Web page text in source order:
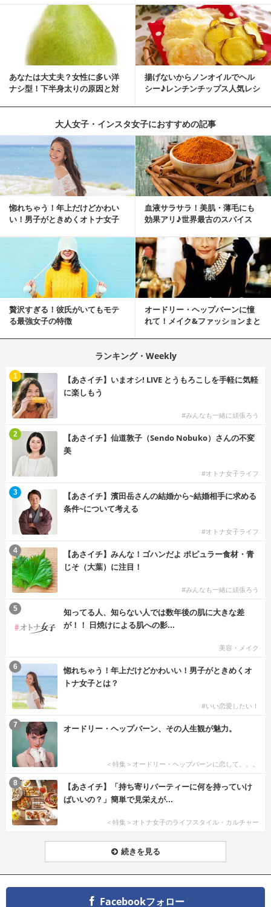
あなたは大丈夫？女性に多い洋
ナシ型！下半身太りの原因と対
揚げないからノンオイルでヘル
シー♪レンチンチップス人気レシ
大人女子・インスタ女子におすすめの記事
惚れちゃう！年上だけどかわい
い！男子がときめくオトナ女子
血液サラサラ！美肌・薄毛にも
効果アリ♪世界最古のスパイス
贅沢すぎる！彼氏がいてもモテ
る最強女子の特徴
オードリー・ヘップバーンに憧
れて！メイク&ファッションまと
ランキング・Weekly
【あさイチ】いまオシ! LIVE とうもろこしを手軽に気軽
に楽しもう
#みんなも一緒に頑張ろう
1
【あさイチ】仙道敦子（Sendo Nobuko）さんの不変
美
#オトナ女子ライフ
2
【あさイチ】濱田岳さんの結婚から~結婚相手に求める
条件~について考える
#オトナ女子ライフ
3
【あさイチ】みんな！ゴハンだよ ポピュラー食材・青
じそ（大葉）に注目！
#みんなも一緒に頑張ろう
4
知ってる人、知らない人では数年後の肌に大きな差
が！！ 日焼けによる肌への影...
美容・メイク
5
惚れちゃう！年上だけどかわいい！男子がときめくオ
トナ女子とは？
#いい恋愛したい！
6
オードリー・ヘップバーン、その人生観が魅力。
＜特集＞オードリー・ヘップバーンに恋して。。。
7
【あさイチ】「持ち寄りパーティーに何を持っていけ
ばいいの？」簡単で見栄えが...
＜特集＞オトナ女子のライフスタイル・カルチャー
8
続きを見る
Facebookフォロー